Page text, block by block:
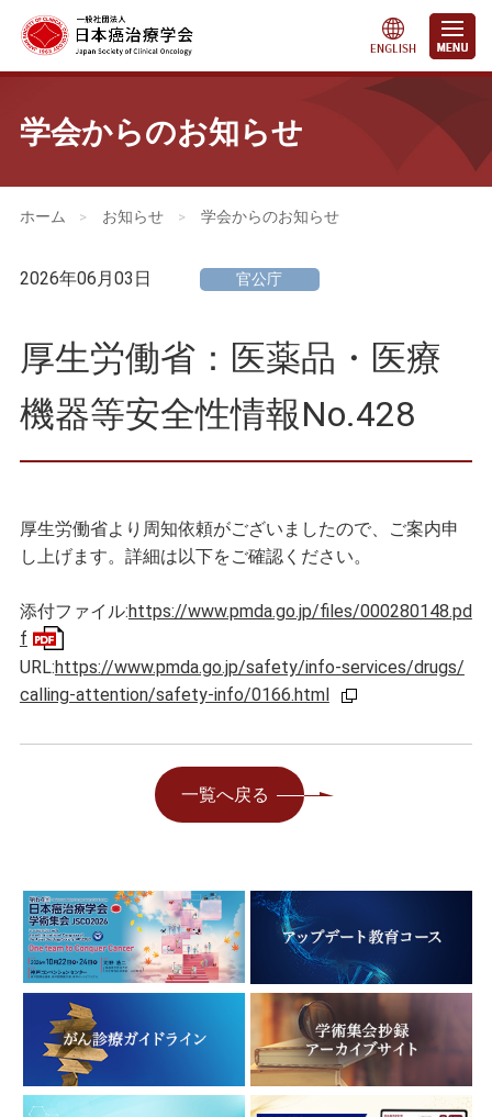
学会からのお知らせ
会員・医療関係の皆さまへ
> お知らせ > 学会からのお知らせ
2026年06月03日 官公庁
厚生労働省：医薬品・医療
機器等安全性情報No.428
厚生労働省より周知依頼がございましたので、ご案内申
し上げます。詳細は以下をご確認ください。
添付ファイル:https://www.pmda.go.jp/files/000280148.pd
f
URL:https://www.pmda.go.jp/safety/info-services/drugs/
calling-attention/safety-info/0166.html
一覧へ戻る